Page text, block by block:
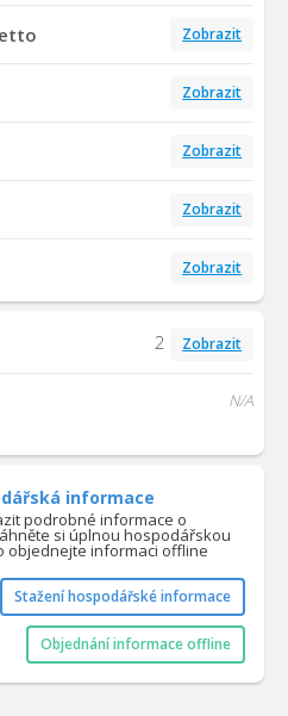
Zobrazit
Zobrazit
Zobrazit
Zobrazit
Zobrazit
2 Zobrazit
N/A
informace
podrobné informace o
si úplnou hospodářskou
objednejte informaci offline
Stažení hospodářské informace
Objednání informace offline